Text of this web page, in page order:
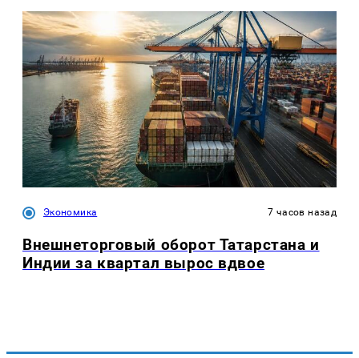
Экономика 7 часов назад
Внешнеторговый оборот Татарстана и
Индии за квартал вырос вдвое